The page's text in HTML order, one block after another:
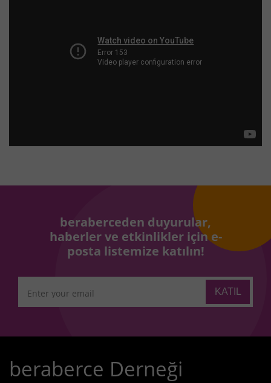
beraberceden duyurular,
haberler ve etkinlikler için e-
posta listemize katılın!
beraberce Derneği